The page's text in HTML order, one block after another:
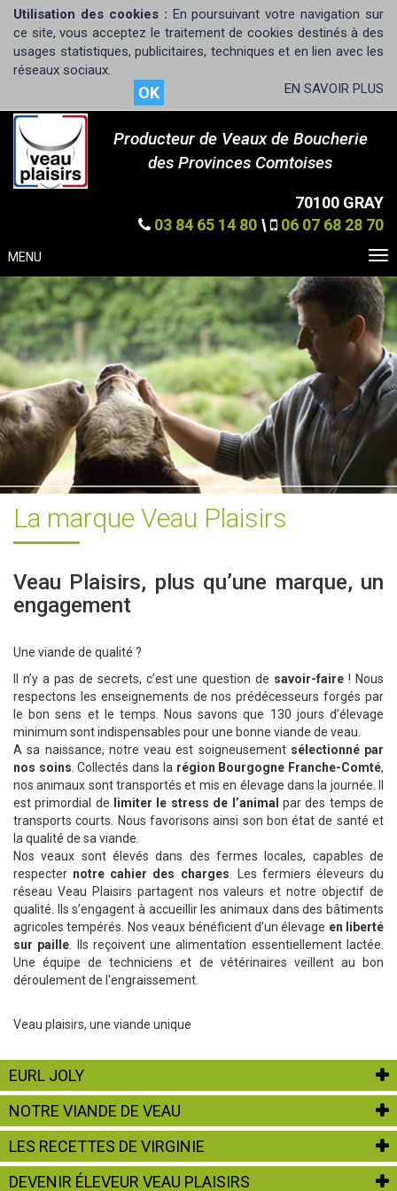
Utilisation des cookies : En poursuivant votre navigation sur
ce site, vous acceptez le traitement de cookies destinés à des
usages statistiques, publicitaires, techniques et en lien avec les
réseaux sociaux.
OK EN SAVOIR PLUS
Producteur de Veaux de Boucherie
des Provinces Comtoises
70100 GRAY
03 84 65 14 80 \ 06 07 68 28 70
MENU
La marque Veau Plaisirs
Veau Plaisirs, plus qu’une marque, un
engagement
Une viande de qualité ?
Il n’y a pas de secrets, c’est une question de savoir-faire ! Nous
respectons les enseignements de nos prédécesseurs forgés par
le bon sens et le temps. Nous savons que 130 jours d’élevage
minimum sont indispensables pour une bonne viande de veau.
A sa naissance, notre veau est soigneusement sélectionné par
nos soins . Collectés dans la région Bourgogne Franche-Comté,
nos animaux sont transportés et mis en élevage dans la journée. Il
est primordial de
limiter le stress de l’animal par des temps de
transports courts. Nous favorisons ainsi son bon état de santé et
la qualité de sa viande.
Nos veaux sont élevés dans des fermes locales, capables de
respecter notre cahier des charges . Les fermiers éleveurs du
réseau Veau Plaisirs partagent nos valeurs et notre objectif de
qualité. Ils s’engagent à accueillir les animaux dans des bâtiments
agricoles tempérés. Nos veaux bénéficient d’un élevage en liberté
sur paille . Ils reçoivent une alimentation essentiellement lactée.
Une équipe de techniciens et de vétérinaires veillent au bon
déroulement de l'engraissement.
Veau plaisirs, une viande unique
EURL JOLY
NOTRE VIANDE DE VEAU
LES RECETTES DE VIRGINIE
DEVENIR ÉLEVEUR VEAU PLAISIRS